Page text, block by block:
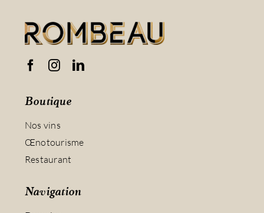
Boutique
Nos vins
Œnotourisme
Restaurant
Navigation